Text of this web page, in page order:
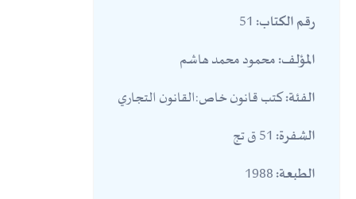
رقم الكتاب:
المؤلف:محمود محمد هاشم
الفئة:كتب قانون خاص:القانون التجاري
الشفرة:
الطبعة: